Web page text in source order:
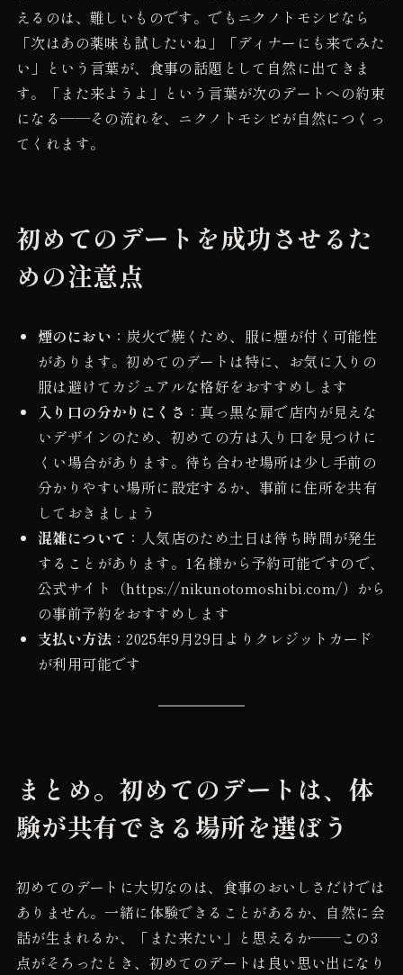
えるのは、難しいものです。でもニクノトモシビなら
「次はあの薬味も試したいね」「ディナーにも来てみた
い」という言葉が、食事の話題として自然に出てきま
す。「また来ようよ」という言葉が次のデートへの約束
になる——その流れを、ニクノトモシビが自然につくっ
てくれます。
初めてのデートを成功させるた
めの注意点
煙のにおい ：炭火で焼くため、服に煙が付く可能性
があります。初めてのデートは特に、お気に入りの
服は避けてカジュアルな格好をおすすめします
入り口の分かりにくさ ：真っ黒な扉で店内が見えな
いデザインのため、初めての方は入り口を見つけに
くい場合があります。待ち合わせ場所は少し手前の
分かりやすい場所に設定するか、事前に住所を共有
しておきましょう
混雑について ：人気店のため土日は待ち時間が発生
することがあります。1名様から予約可能ですので、
公式サイト（https://nikunotomoshibi.com/）から
の事前予約をおすすめします
支払い方法：2025年9月29日よりクレジットカード
が利用可能です
まとめ。初めてのデートは、体
験が共有できる場所を選ぼう
初めてのデートに大切なのは、食事のおいしさだけでは
ありません。一緒に体験できることがあるか、自然に会
話が生まれるか、「また来たい」と思えるか——この3
点がそろったとき、初めてのデートは良い思い出になり